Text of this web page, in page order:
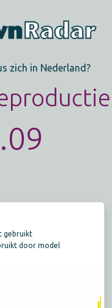
zich in Nederland?
gebruikt
door model